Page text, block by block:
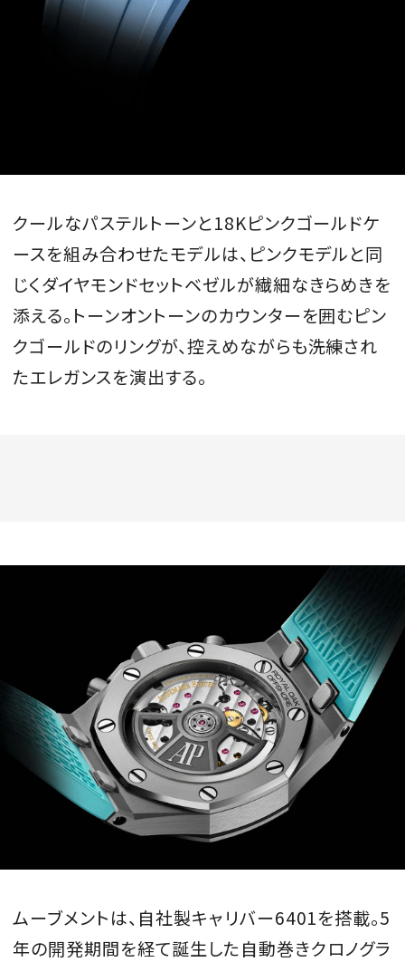
クールなパステルトーンと18Kピンクゴールドケ
ースを組み合わせたモデルは、ピンクモデルと同
じくダイヤモンドセットベゼルが繊細なきらめきを
添える。トーンオントーンのカウンターを囲むピン
クゴールドのリングが、控えめながらも洗練され
たエレガンスを演出する。
ムーブメントは、自社製キャリバー6401を搭載。5
年の開発期間を経て誕生した自動巻きクロノグラ